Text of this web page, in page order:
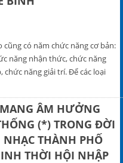
có năm chức năng cơ bản:
năng nhận thức, chức năng
năng giải trí. Để các loại
ÂM HƯỞNG
(*) TRONG ĐỜI
NHẠC THÀNH PHỐ
THỜI HỘI NHẬP